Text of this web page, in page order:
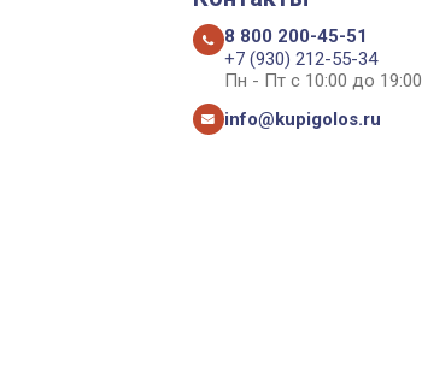
8 800 200-45-51
+7 (930) 212-55-34
Пн - Пт с 10:00 до 19:00
info@kupigolos.ru